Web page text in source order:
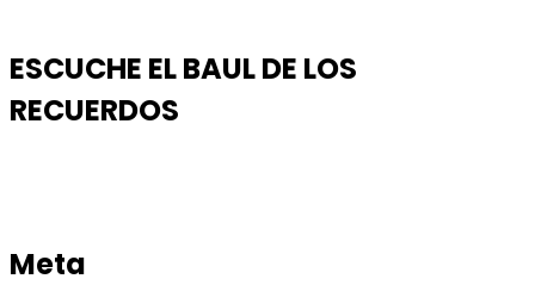
entradas
ESCUCHE EL BAUL DE LOS
RECUERDOS
Meta